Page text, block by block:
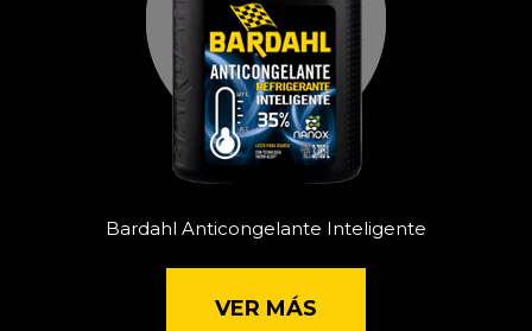
Bardahl Anticongelante Inteligente
VER MÁS